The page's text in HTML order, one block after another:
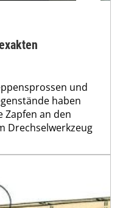
und
haben
Zapfen an den
Drechselwerkzeug